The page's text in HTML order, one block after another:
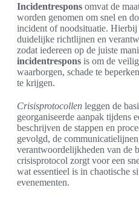
Incidentrespons omvat de
worden genomen om snel en
incident of noodsituatie.
duidelijke richtlijnen en
zodat iedereen op de juiste
incidentrespons is om de
waarborgen, schade te
te krijgen.
Crisisprotocollen leggen de
georganiseerde aanpak tijdens
beschrijven de stappen en
gevolgd, de
verantwoordelijkheden van de
crisisprotocol zorgt voor een
wat essentieel is in chaotische
evenementen.